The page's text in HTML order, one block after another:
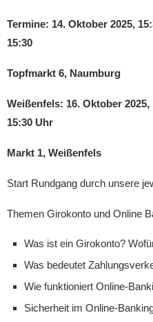
Termine: 14. Oktober 2025,
15:30
Topfmarkt 6, Naumburg
Weißenfels: 16. Oktober 2025,
15:30 Uhr
Markt 1, Weißenfels
Start Rundgang durch unsere
Themen Girokonto und Online
Was ist ein Girokonto?
Was bedeutet
Wie funktioniert Online-
Sicherheit im Online-